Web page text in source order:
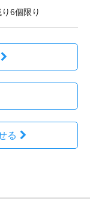
り6個限り
る